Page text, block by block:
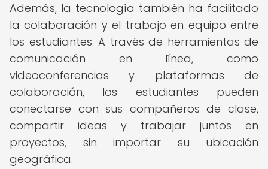
Además, la tecnología también ha facilitado
la colaboración y el trabajo en equipo entre
los estudiantes. A través de herramientas de
comunicación en línea, como
videoconferencias y plataformas de
colaboración, los estudiantes pueden
conectarse con sus compañeros de clase,
compartir ideas y trabajar juntos en
proyectos, sin importar su ubicación
geográfica.